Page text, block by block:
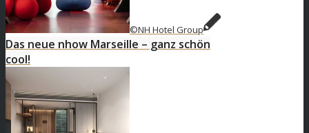
©NH Hotel Group
Das neue nhow Marseille – ganz schön
cool!